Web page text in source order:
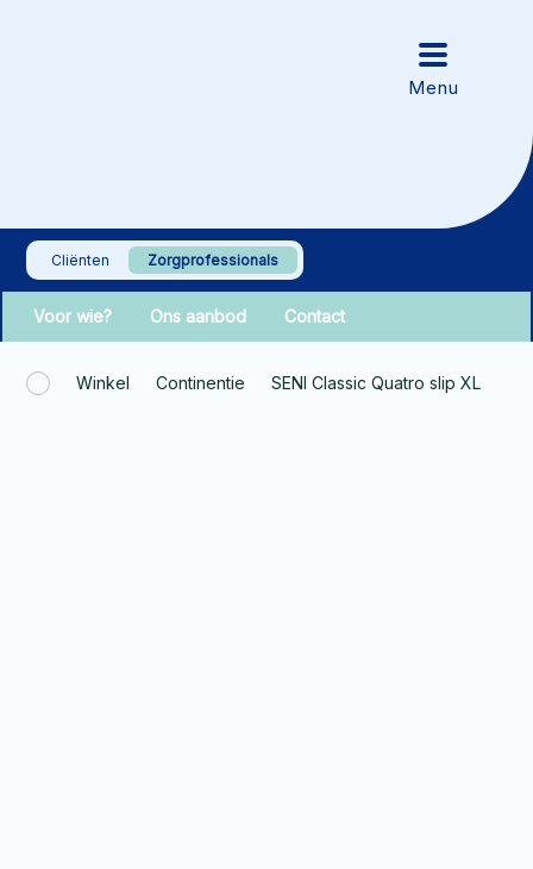
Cliënten Zorgprofessionals
Voor wie? Ons aanbod Contact
Winkel Continentie SENI Classic Quatro slip XL